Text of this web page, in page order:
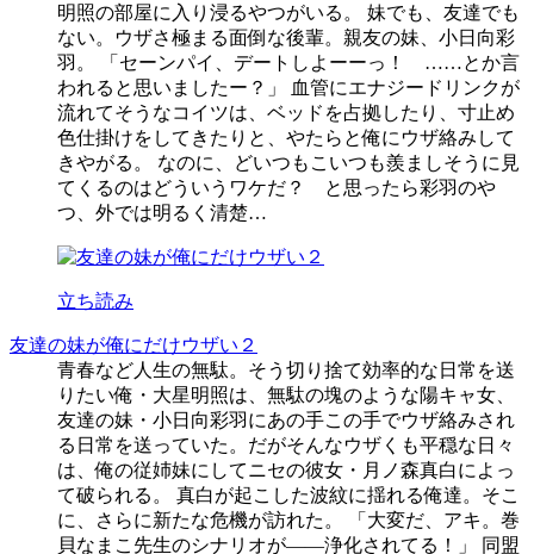
明照の部屋に入り浸るやつがいる。 妹でも、友達でも
ない。ウザさ極まる面倒な後輩。親友の妹、小日向彩
羽。 「セーンパイ、デートしよーーっ！ ……とか言
われると思いましたー？」 血管にエナジードリンクが
流れてそうなコイツは、ベッドを占拠したり、寸止め
色仕掛けをしてきたりと、やたらと俺にウザ絡みして
きやがる。 なのに、どいつもこいつも羨ましそうに見
てくるのはどういうワケだ？ と思ったら彩羽のや
つ、外では明るく清楚…
立ち読み
友達の妹が俺にだけウザい２
青春など人生の無駄。そう切り捨て効率的な日常を送
りたい俺・大星明照は、無駄の塊のような陽キャ女、
友達の妹・小日向彩羽にあの手この手でウザ絡みされ
る日常を送っていた。だがそんなウザくも平穏な日々
は、俺の従姉妹にしてニセの彼女・月ノ森真白によっ
て破られる。 真白が起こした波紋に揺れる俺達。そこ
に、さらに新たな危機が訪れた。 「大変だ、アキ。巻
貝なまこ先生のシナリオが――浄化されてる！」 同盟